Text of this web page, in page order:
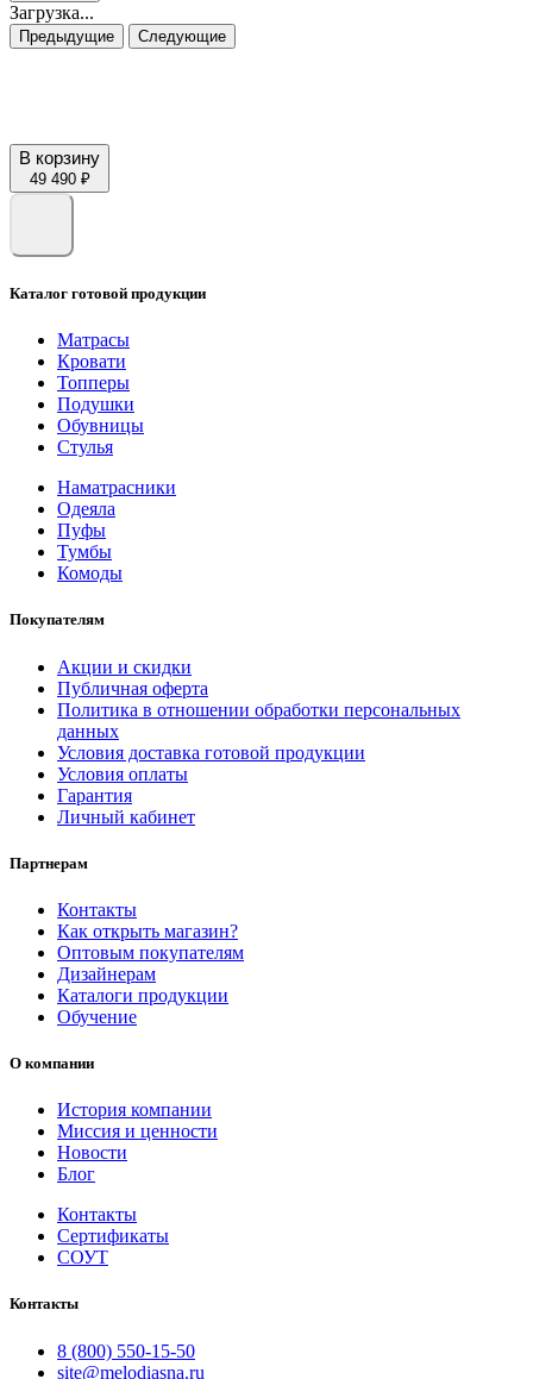
Загрузка...
Предыдущие Следующие
В корзину
49 490 ₽
Каталог готовой продукции
Матрасы
Кровати
Топперы
Подушки
Обувницы
Стулья
Наматрасники
Одеяла
Пуфы
Тумбы
Комоды
Покупателям
Акции и скидки
Публичная оферта
Политика в отношении обработки персональных
данных
Условия доставка готовой продукции
Условия оплаты
Гарантия
Личный кабинет
Партнерам
Контакты
Как открыть магазин?
Оптовым покупателям
Дизайнерам
Каталоги продукции
Обучение
О компании
История компании
Миссия и ценности
Новости
Блог
Контакты
Сертификаты
СОУТ
Контакты
8 (800) 550-15-50
site@melodiasna.ru